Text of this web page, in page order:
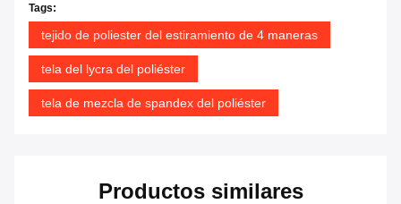
Tags:
tejido de poliester del estiramiento de 4 maneras
tela del lycra del poliéster
tela de mezcla de spandex del poliéster
Productos similares